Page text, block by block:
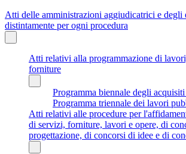
Atti delle amministrazioni aggiudicatrici e degli
distintamente per ogni procedura
Atti relativi alla programmazione di
forniture
Programma biennale degli
Programma triennale dei lavori
Atti relativi alle procedure per
di servizi, forniture, lavori e opere, di
progettazione, di concorsi di idee e di